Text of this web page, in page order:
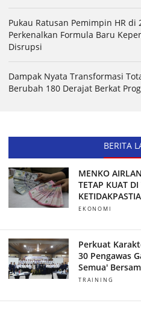
Pukau Ratusan Pemimpin HR di
Perkenalkan Formula Baru
Disrupsi
Dampak Nyata Transformasi
Berubah 180 Derajat Berkat
BERITA
MENKO
TETAP KUAT
EKONOMI
Perkuat
30 Pengawas
Semua'
TRAINING